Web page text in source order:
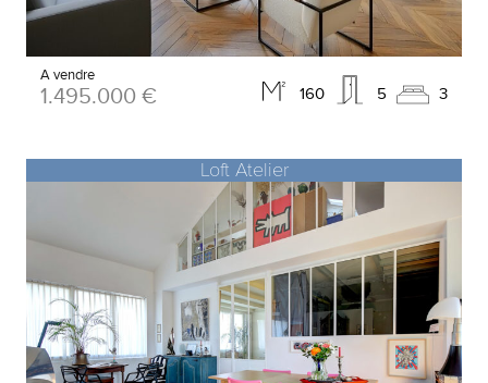
160 5 3
A vendre
1.495.000 €
Loft Atelier